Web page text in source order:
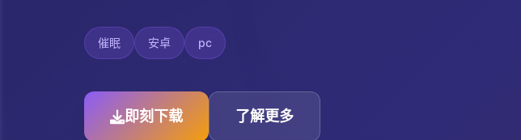
催眠 安卓 pc
即刻下载 了解更多